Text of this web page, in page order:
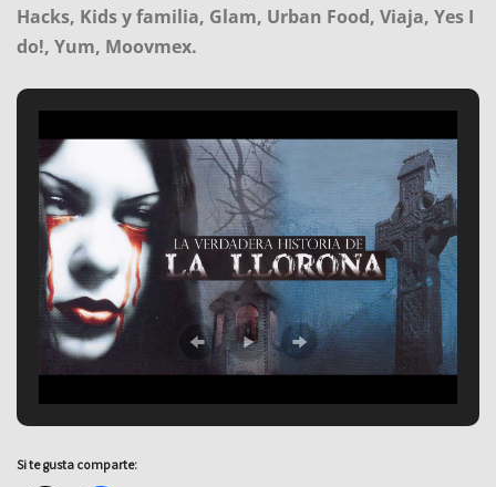
Hacks, Kids y familia, Glam, Urban Food, Viaja, Yes I
do!, Yum, Moovmex.
Si te gusta comparte: